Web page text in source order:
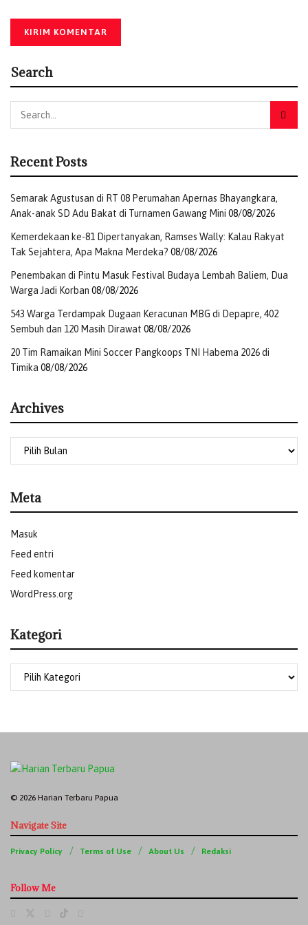
Search
Recent Posts
Semarak Agustusan di RT 08 Perumahan Apernas Bhayangkara,
Anak-anak SD Adu Bakat di Turnamen Gawang Mini 08/08/2026
Kemerdekaan ke-81 Dipertanyakan, Ramses Wally: Kalau Rakyat
Tak Sejahtera, Apa Makna Merdeka? 08/08/2026
Penembakan di Pintu Masuk Festival Budaya Lembah Baliem, Dua
Warga Jadi Korban 08/08/2026
543 Warga Terdampak Dugaan Keracunan MBG di Depapre, 402
Sembuh dan 120 Masih Dirawat 08/08/2026
20 Tim Ramaikan Mini Soccer Pangkoops TNI Habema 2026 di
Timika 08/08/2026
Archives
Meta
Masuk
Feed entri
Feed komentar
WordPress.org
Kategori
© 2026 Harian Terbaru Papua
Navigate Site
Privacy Policy Terms of Use About Us Redaksi
Follow Me